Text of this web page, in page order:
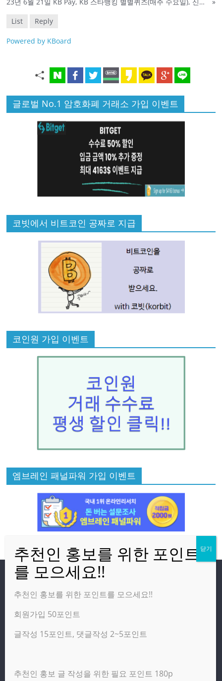
List Reply
Powered by KBoard
글로벌 No.1 암호화폐 거래소 가입 이벤트
코빗에서 비트코인 공짜로 지급
코인원 가입 이벤트
엠브레인 패널파워 가입 이벤트
방문자
온라인 방문자:2
오늘의 조회수:2,030
광고 제휴 홍보 일반 문의 : apptechgo@naver.com
추천인 홍보를 위한 포인트를 모으세요!!
회원가입 50포인트
글작성 15포인트, 댓글작성 2~5포인트
추천인 홍보 글 작성을 위한 필요 포인트 180p